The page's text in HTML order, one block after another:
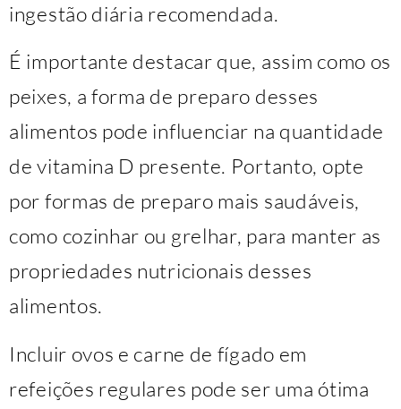
ingestão diária recomendada.
É importante destacar que, assim como os
peixes, a forma de preparo desses
alimentos pode influenciar na quantidade
de vitamina D presente. Portanto, opte
por formas de preparo mais saudáveis,
como cozinhar ou grelhar, para manter as
propriedades nutricionais desses
alimentos.
Incluir ovos e carne de fígado em
refeições regulares pode ser uma ótima